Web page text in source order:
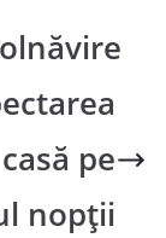
pe
nopții